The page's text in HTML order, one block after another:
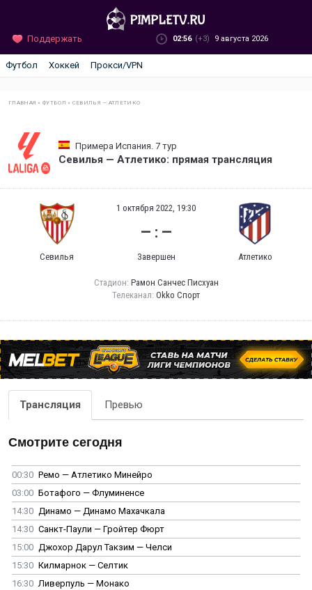
Поддержать 02:56 (+3) 9 августа 2026
Футбол Хоккей Прокси/VPN
ГЛАВНАЯ »ФУТБОЛ » СЕВИЛЬЯ — АТЛЕТИКО
Примера Испания. 7 тур
Севилья — Атлетико: прямая трансляция
Севилья
1 октября 2022, 19:30
— : —
Завершен Атлетико
Стадион: Рамон Санчес Писхуан
Телеканал: Okko Спорт
Трансляция Превью
Смотрите сегодня
00:30 Ремо — Атлетико Минейро
03:00 Ботафого — Флуминенсе
14:30 Динамо — Динамо Махачкала
14:30 Санкт-Паули — Гройтер Фюрт
15:00 Джохор Дарул Такзим — Челси
15:30 Килмарнок — Селтик
16:30 Ливерпуль — Монако